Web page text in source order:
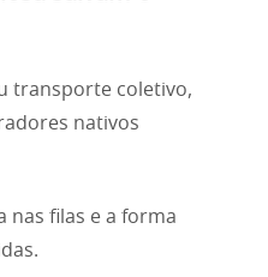
transporte coletivo,
nativos
nas filas e a forma